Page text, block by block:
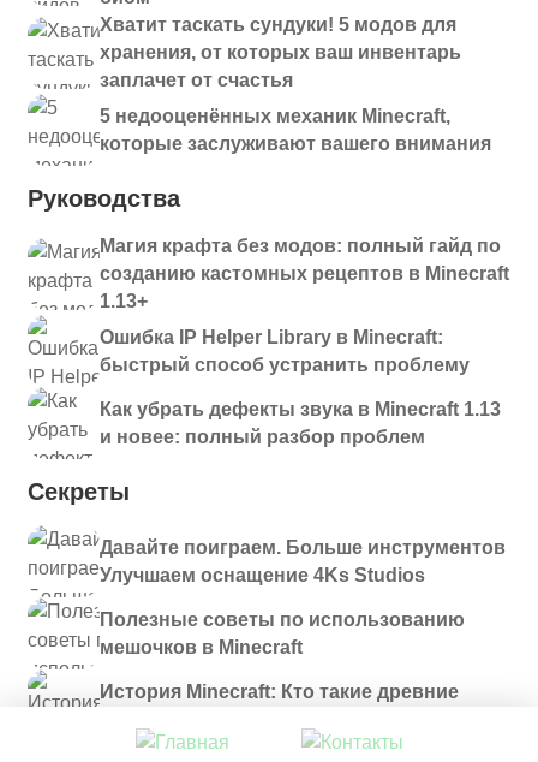
Хватит таскать сундуки! 5 модов для
хранения, от которых ваш инвентарь
заплачет от счастья
5 недооценённых механик Minecraft,
которые заслуживают вашего внимания
Руководства
Магия крафта без модов: полный гайд по
созданию кастомных рецептов в Minecraft
1.13+
Ошибка IP Helper Library в Minecraft:
быстрый способ устранить проблему
Как убрать дефекты звука в Minecraft 1.13
и новее: полный разбор проблем
Секреты
Давайте поиграем. Больше инструментов
Улучшаем оснащение 4Ks Studios
Полезные советы по использованию
мешочков в Minecraft
История Minecraft: Кто такие древние